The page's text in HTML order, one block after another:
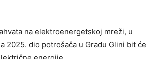
na elektroenergetskoj mreži, u
2025. dio potrošača u Gradu Glini bit će